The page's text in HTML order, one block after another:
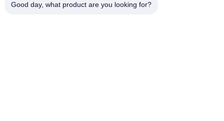
Good day, what product are you looking for?